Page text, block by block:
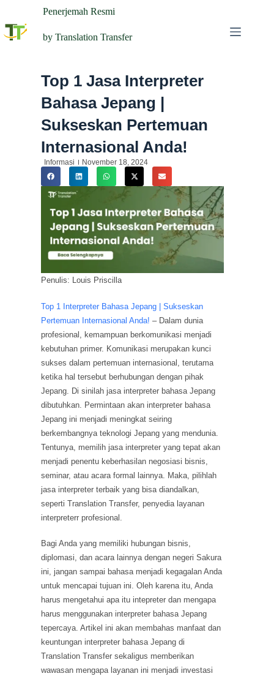
Penerjemah Resmi
by Translation Transfer
Top 1 Jasa Interpreter
Bahasa Jepang |
Sukseskan Pertemuan
Internasional Anda!
Informasi November 18, 2024
Penulis: Louis Priscilla
Top 1 Interpreter Bahasa Jepang | Sukseskan
Pertemuan Internasional Anda! – Dalam dunia
profesional, kemampuan berkomunikasi menjadi
kebutuhan primer. Komunikasi merupakan kunci
sukses dalam pertemuan internasional, terutama
ketika hal tersebut berhubungan dengan pihak
Jepang. Di sinilah jasa interpreter bahasa Jepang
dibutuhkan. Permintaan akan interpreter bahasa
Jepang ini menjadi meningkat seiring
berkembangnya teknologi Jepang yang mendunia.
Tentunya, memilih jasa interpreter yang tepat akan
menjadi penentu keberhasilan negosiasi bisnis,
seminar, atau acara formal lainnya. Maka, pilihlah
jasa interpreter terbaik yang bisa diandalkan,
seperti Translation Transfer, penyedia layanan
interpreterr profesional.
Bagi Anda yang memiliki hubungan bisnis,
diplomasi, dan acara lainnya dengan negeri Sakura
ini, jangan sampai bahasa menjadi kegagalan Anda
untuk mencapai tujuan ini. Oleh karena itu, Anda
harus mengetahui apa itu intepreter dan mengapa
harus menggunakan interpreter bahasa Jepang
tepercaya. Artikel ini akan membahas manfaat dan
keuntungan interpreter bahasa Jepang di
Translation Transfer sekaligus memberikan
wawasan mengapa layanan ini menjadi investasi